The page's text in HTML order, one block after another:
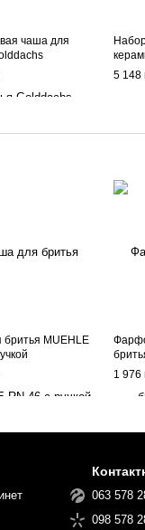
чаша для
5 148
MUEHLE
1 976
063 578
098 578